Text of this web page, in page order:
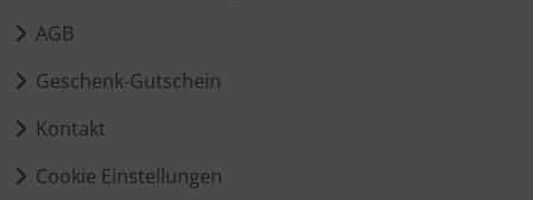
AGB
Geschenk-Gutschein
Kontakt
Cookie Einstellungen